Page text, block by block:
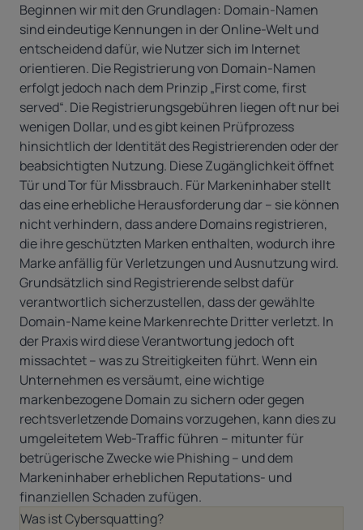
Beginnen wir mit den Grundlagen: Domain-Namen
sind eindeutige Kennungen in der Online-Welt und
entscheidend dafür, wie Nutzer sich im Internet
orientieren. Die Registrierung von Domain-Namen
erfolgt jedoch nach dem Prinzip „First come, first
served“. Die Registrierungsgebühren liegen oft nur bei
wenigen Dollar, und es gibt keinen Prüfprozess
hinsichtlich der Identität des Registrierenden oder der
beabsichtigten Nutzung. Diese Zugänglichkeit öffnet
Tür und Tor für Missbrauch. Für Markeninhaber stellt
das eine erhebliche Herausforderung dar – sie können
nicht verhindern, dass andere Domains registrieren,
die ihre geschützten Marken enthalten, wodurch ihre
Marke anfällig für Verletzungen und Ausnutzung wird.
Grundsätzlich sind Registrierende selbst dafür
verantwortlich sicherzustellen, dass der gewählte
Domain-Name keine Markenrechte Dritter verletzt. In
der Praxis wird diese Verantwortung jedoch oft
missachtet – was zu Streitigkeiten führt. Wenn ein
Unternehmen es versäumt, eine wichtige
markenbezogene Domain zu sichern oder gegen
rechtsverletzende Domains vorzugehen, kann dies zu
umgeleitetem Web-Traffic führen – mitunter für
betrügerische Zwecke wie Phishing – und dem
Markeninhaber erheblichen Reputations- und
finanziellen Schaden zufügen.
Was ist Cybersquatting?